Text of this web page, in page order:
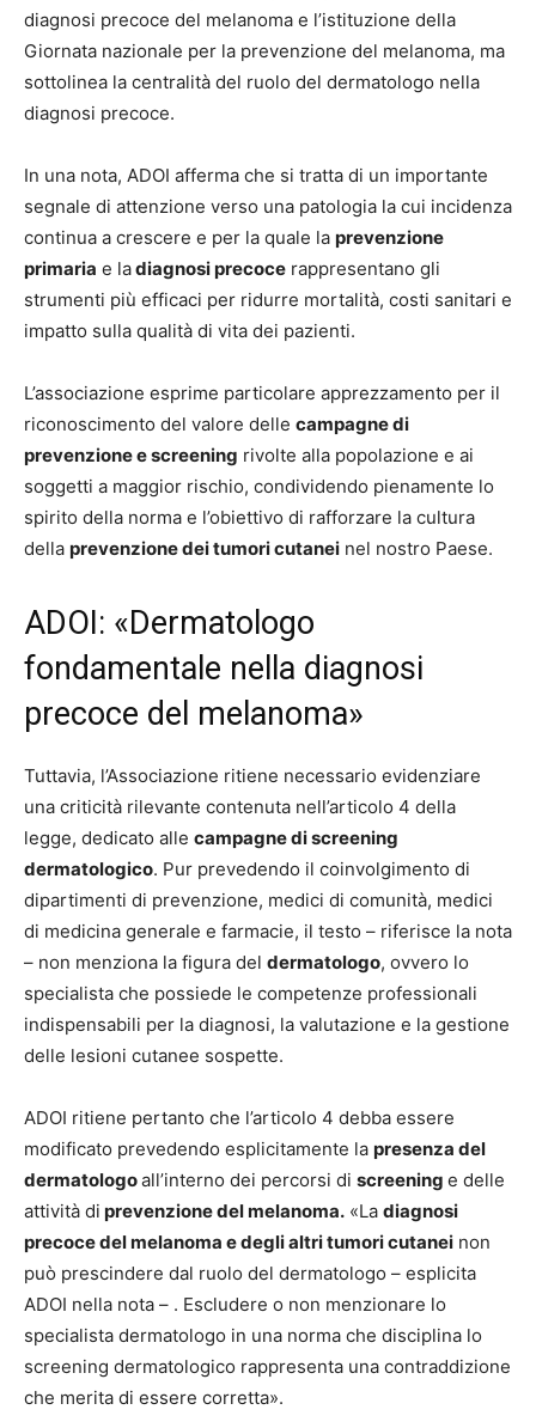
diagnosi precoce del melanoma e l’istituzione della
Giornata nazionale per la prevenzione del melanoma, ma
sottolinea la centralità del ruolo del dermatologo nella
diagnosi precoce.
In una nota, ADOI afferma che si tratta di un importante
segnale di attenzione verso una patologia la cui incidenza
continua a crescere e per la quale la prevenzione
primaria e ladiagnosi precoce rappresentano gli
strumenti più efficaci per ridurre mortalità, costi sanitari e
impatto sulla qualità di vita dei pazienti.
L’associazione esprime particolare apprezzamento per il
riconoscimento del valore delle campagne di
prevenzione e screening rivolte alla popolazione e ai
soggetti a maggior rischio, condividendo pienamente lo
spirito della norma e l’obiettivo di rafforzare la cultura
della prevenzione dei tumori cutanei nel nostro Paese.
ADOI: «Dermatologo
fondamentale nella diagnosi
precoce del melanoma»
Tuttavia, l’Associazione ritiene necessario evidenziare
una criticità rilevante contenuta nell’articolo 4 della
legge, dedicato alle campagne di screening
dermatologico. Pur prevedendo il coinvolgimento di
dipartimenti di prevenzione, medici di comunità, medici
di medicina generale e farmacie, il testo – riferisce la nota
– non menziona la figura del dermatologo, ovvero lo
specialista che possiede le competenze professionali
indispensabili per la diagnosi, la valutazione e la gestione
delle lesioni cutanee sospette.
ADOI ritiene pertanto che l’articolo 4 debba essere
modificato prevedendo esplicitamente la presenza del
dermatologoall’interno dei percorsi di screening e delle
attività di prevenzione del melanoma. «La diagnosi
precoce del melanoma e degli altri tumori cutanei non
può prescindere dal ruolo del dermatologo – esplicita
ADOI nella nota – . Escludere o non menzionare lo
specialista dermatologo in una norma che disciplina lo
screening dermatologico rappresenta una contraddizione
che merita di essere corretta».